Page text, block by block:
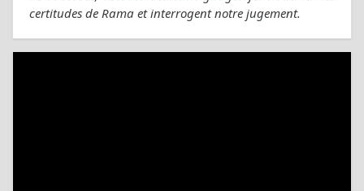
certitudes de Rama et interrogent notre jugement.